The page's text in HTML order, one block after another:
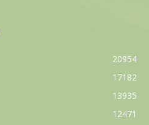
20954
17182
13935
12471